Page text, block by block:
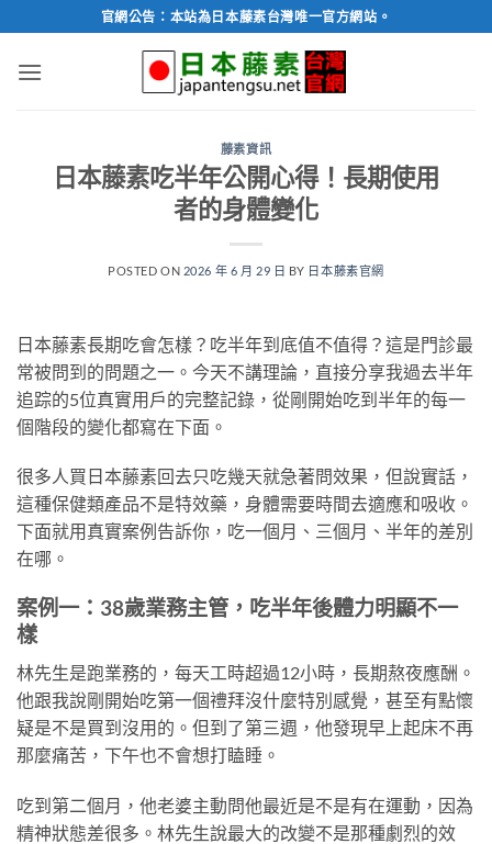
轉
官網公告：本站為日本藤素台灣唯一官方網站。
藤素資訊
日本藤素吃半年公開心得！長期使用
者的身體變化
POSTED ON 2026 年 6 月 29 日 BY 日本藤素官網
日本藤素長期吃會怎樣？吃半年到底值不值得？這是門診最
常被問到的問題之一。今天不講理論，直接分享我過去半年
追踪的5位真實用戶的完整記錄，從剛開始吃到半年的每一
個階段的變化都寫在下面。
很多人買日本藤素回去只吃幾天就急著問效果，但說實話，
這種保健類產品不是特效藥，身體需要時間去適應和吸收。
下面就用真實案例告訴你，吃一個月、三個月、半年的差別
在哪。
案例一：38歲業務主管，吃半年後體力明顯不一
樣
林先生是跑業務的，每天工時超過12小時，長期熬夜應酬。
他跟我說剛開始吃第一個禮拜沒什麼特別感覺，甚至有點懷
疑是不是買到沒用的。但到了第三週，他發現早上起床不再
那麼痛苦，下午也不會想打瞌睡。
吃到第二個月，他老婆主動問他最近是不是有在運動，因為
精神狀態差很多。林先生說最大的改變不是那種劇烈的效